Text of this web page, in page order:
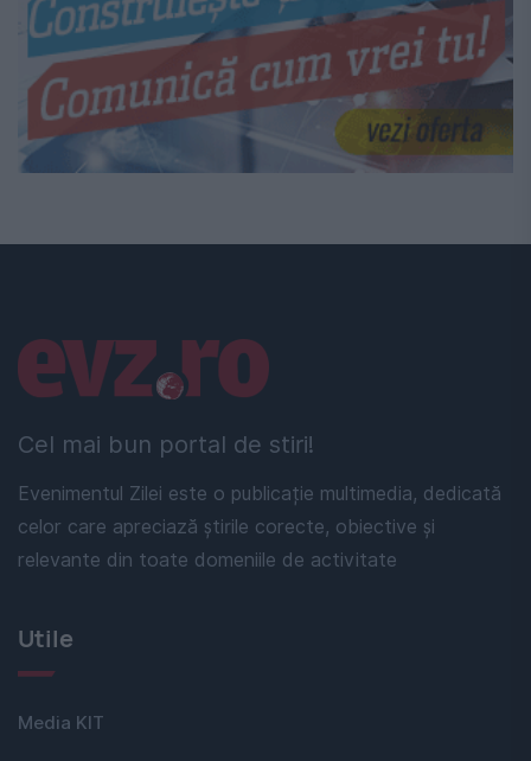
Cel mai bun portal de stiri!
Evenimentul Zilei este o publicație multimedia, dedicată
celor care apreciază știrile corecte, obiective și
relevante din toate domeniile de activitate
Linkuri utile
Utile
Media KIT